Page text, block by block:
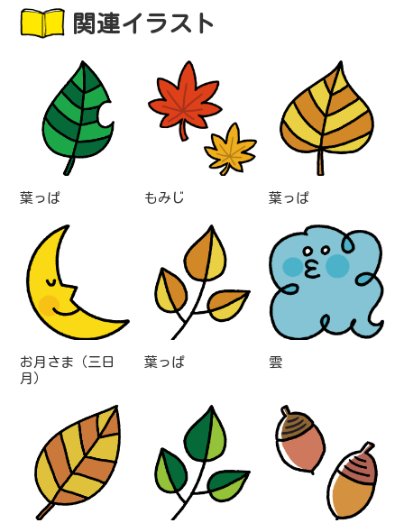
関連イラスト
葉っぱ もみじ 葉っぱ
お月さま（三日
月）
葉っぱ 雲